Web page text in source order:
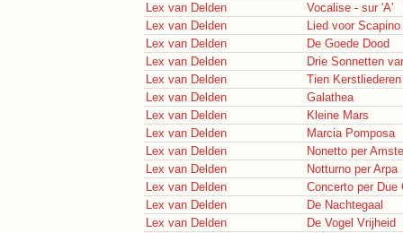
Lex van Delden
Vocalise - sur 'A'
Lex van Delden
Lied voor Scapino
Lex van Delden
De Goede Dood
Lex van Delden
Drie Sonnetten
Lex van Delden
Tien Kerstliederen
Lex van Delden
Galathea
Lex van Delden
Kleine Mars
Lex van Delden
Marcia Pomposa
Lex van Delden
Nonetto per
Lex van Delden
Notturno per Arpa
Lex van Delden
Concerto per Due
Lex van Delden
De Nachtegaal
Lex van Delden
De Vogel Vrijheid